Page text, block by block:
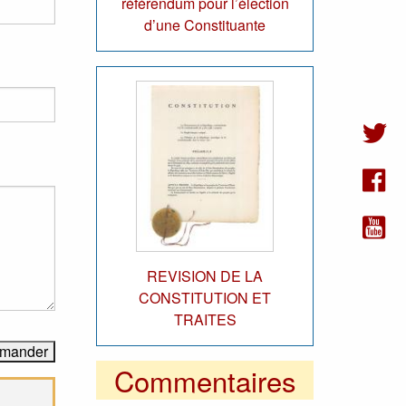
d’une Constituante
REVISION DE LA
CONSTITUTION ET
TRAITES
Commentaires